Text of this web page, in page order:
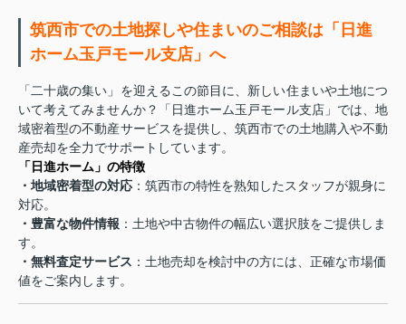
筑西市での土地探しや住まいのご相談は「日進
ホーム玉戸モール支店」へ
「二十歳の集い」を迎えるこの節目に、新しい住まいや土地につ
いて考えてみませんか？「日進ホーム玉戸モール支店」では、地
域密着型の不動産サービスを提供し、筑西市での土地購入や不動
産売却を全力でサポートしています。
「日進ホーム」の特徴
・地域密着型の対応 ：筑西市の特性を熟知したスタッフが親身に
対応。
・豊富な物件情報 ：土地や中古物件の幅広い選択肢をご提供しま
す。
・無料査定サービス ：土地売却を検討中の方には、正確な市場価
値をご案内します。